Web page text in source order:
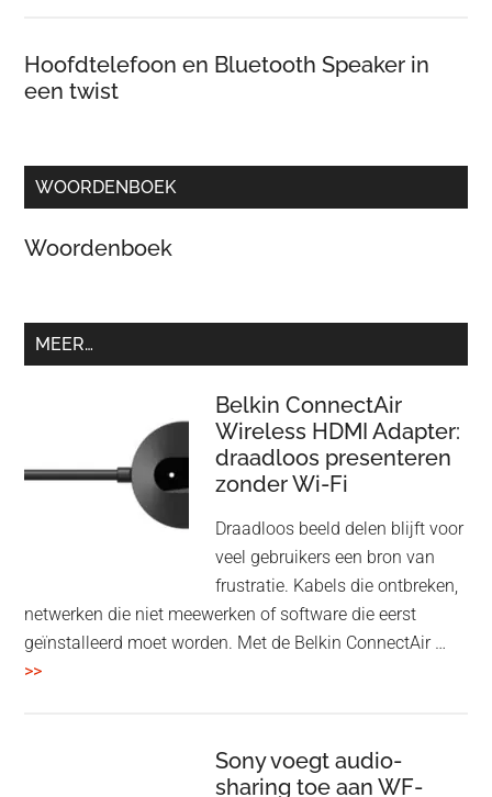
Hoofdtelefoon en Bluetooth Speaker in
een twist
WOORDENBOEK
Woordenboek
MEER…
Belkin ConnectAir
Wireless HDMI Adapter:
draadloos presenteren
zonder Wi-Fi
Draadloos beeld delen blijft voor
veel gebruikers een bron van
frustratie. Kabels die ontbreken,
netwerken die niet meewerken of software die eerst
geïnstalleerd moet worden. Met de Belkin ConnectAir …
>>overBelkin
Sony voegt audio-
sharing toe aan WF-